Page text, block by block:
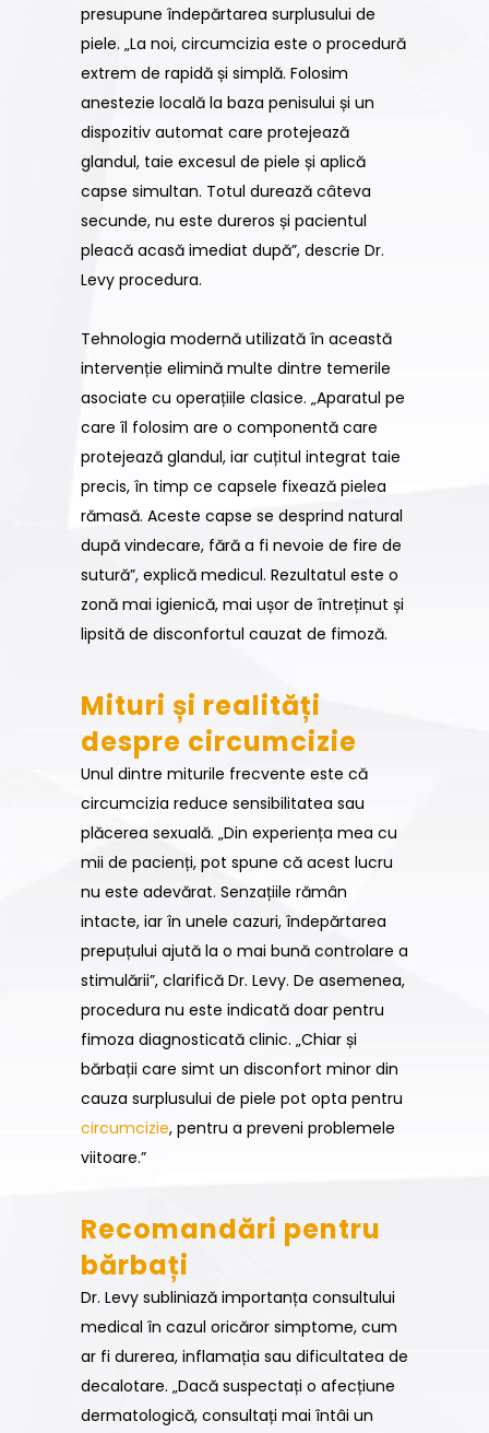
presupune îndepărtarea surplusului de
piele. „La noi, circumcizia este o procedură
extrem de rapidă și simplă. Folosim
anestezie locală la baza penisului și un
dispozitiv automat care protejează
glandul, taie excesul de piele și aplică
capse simultan. Totul durează câteva
secunde, nu este dureros și pacientul
pleacă acasă imediat după”, descrie Dr.
Levy procedura.
Tehnologia modernă utilizată în această
intervenție elimină multe dintre temerile
asociate cu operațiile clasice. „Aparatul pe
care îl folosim are o componentă care
protejează glandul, iar cuțitul integrat taie
precis, în timp ce capsele fixează pielea
rămasă. Aceste capse se desprind natural
după vindecare, fără a fi nevoie de fire de
sutură”, explică medicul. Rezultatul este o
zonă mai igienică, mai ușor de întreținut și
lipsită de disconfortul cauzat de fimoză.
Mituri și realități
despre circumcizie
Unul dintre miturile frecvente este că
circumcizia reduce sensibilitatea sau
plăcerea sexuală. „Din experiența mea cu
mii de pacienți, pot spune că acest lucru
nu este adevărat. Senzațiile rămân
intacte, iar în unele cazuri, îndepărtarea
prepuțului ajută la o mai bună controlare a
stimulării”, clarifică Dr. Levy. De asemenea,
procedura nu este indicată doar pentru
fimoza diagnosticată clinic. „Chiar și
bărbații care simt un disconfort minor din
cauza surplusului de piele pot opta pentru
circumcizie, pentru a preveni problemele
viitoare.”
Recomandări pentru
bărbați
Dr. Levy subliniază importanța consultului
medical în cazul oricăror simptome, cum
ar fi durerea, inflamația sau dificultatea de
decalotare. „Dacă suspectați o afecțiune
dermatologică, consultați mai întâi un